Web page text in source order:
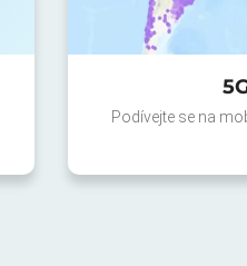
Podívejte se na